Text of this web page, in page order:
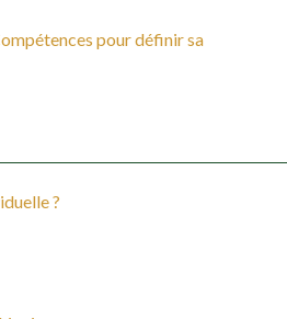
pour définir sa
?